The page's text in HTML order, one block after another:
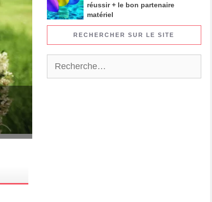
réussir + le bon partenaire
matériel
RECHERCHER SUR LE SITE